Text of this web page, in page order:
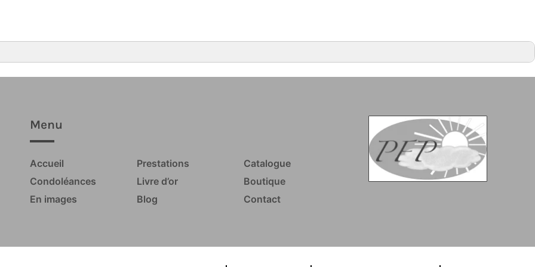
Menu
Accueil Prestations
Catalogue
Condoléances
Livre d’or
Boutique
En images
Blog Contact